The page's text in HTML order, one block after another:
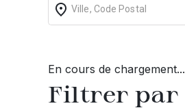
En cours de chargement...
Filtrer par